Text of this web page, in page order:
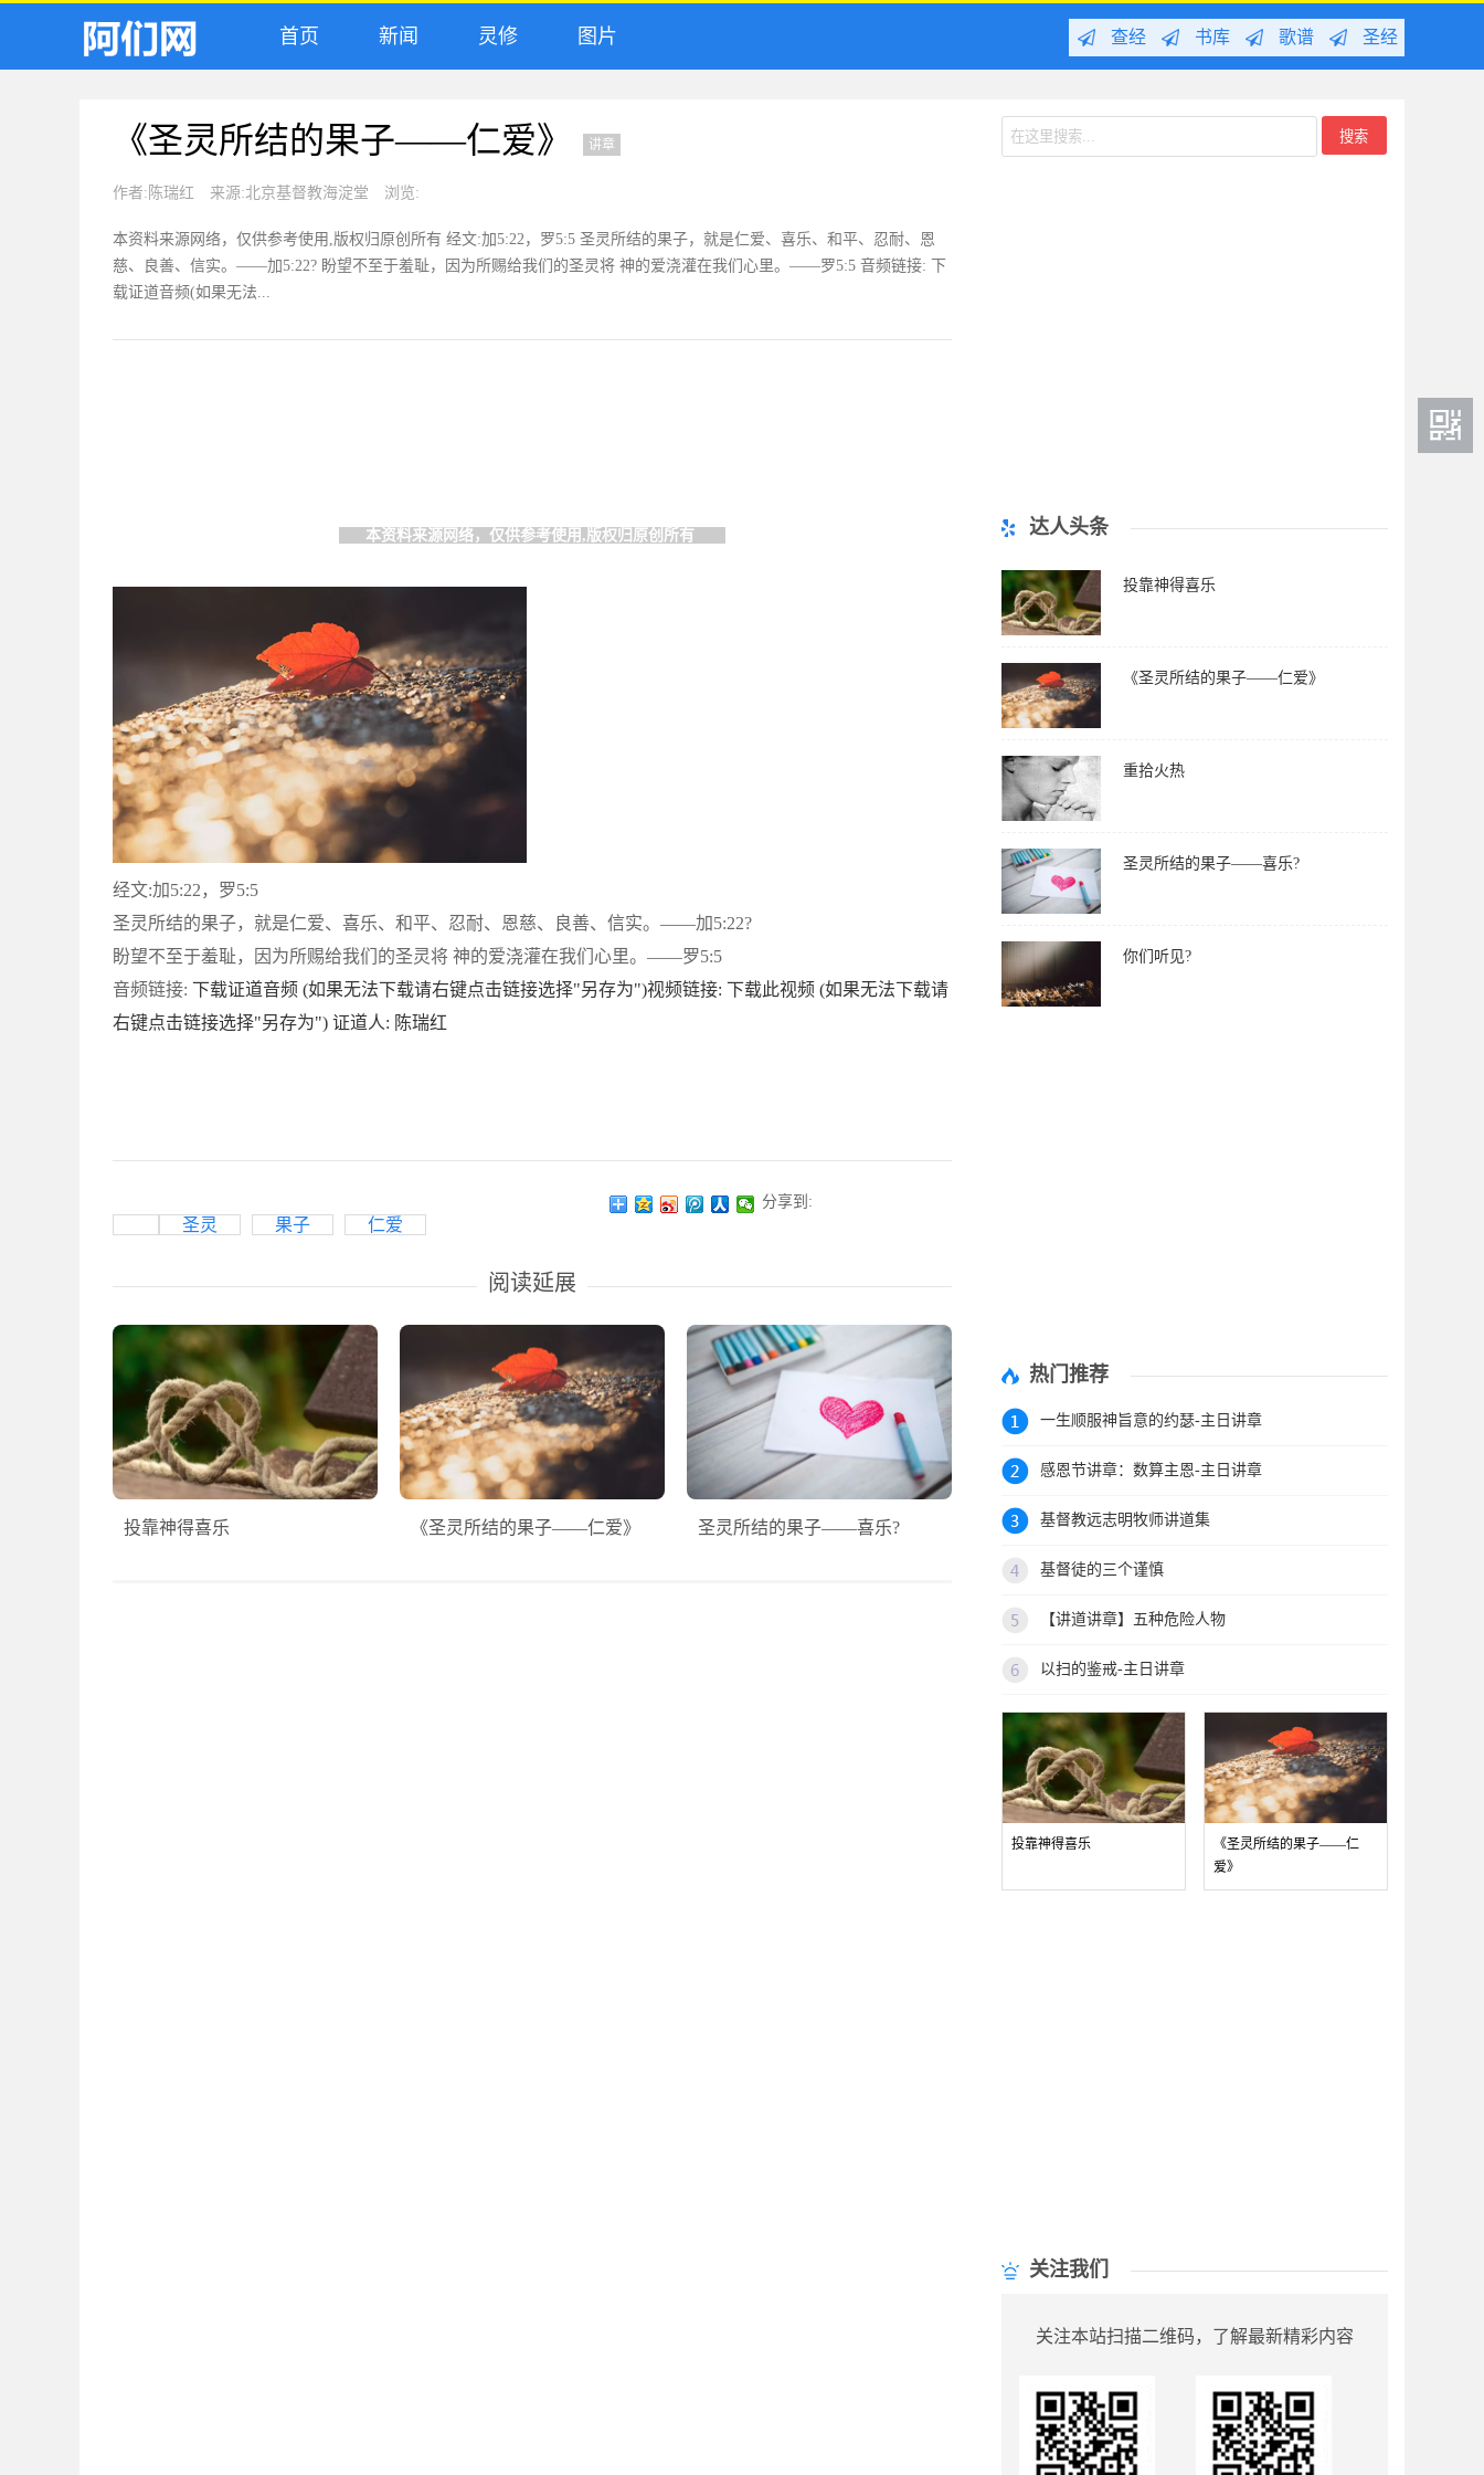
首页 新闻 灵修 图片 查经 书库 歌谱 圣经
《圣灵所结的果子——仁爱》 讲章
作者: 陈瑞红 来源:北京基督教海淀堂 浏览:
本资料来源网络，仅供参考使用,版权归原创所有 经文:加5:22，罗5:5 圣灵所结的果子，就是仁爱、喜乐、和平、忍耐、恩
慈、良善、信实。——加5:22? 盼望不至于羞耻，因为所赐给我们的圣灵将 神的爱浇灌在我们心里。——罗5:5 音频链接: 下
载证道音频(如果无法...
本资料来源网络，仅供参考使用,版权归原创所有
经文:加5:22，罗5:5
圣灵所结的果子，就是仁爱、喜乐、和平、忍耐、恩慈、良善、信实。——加5:22?
盼望不至于羞耻，因为所赐给我们的圣灵将 神的爱浇灌在我们心里。——罗5:5
音频链接: 下载证道音频 (如果无法下载请右键点击链接选择"另存为")视频链接: 下载此视频 (如果无法下载请
右键点击链接选择"另存为") 证道人: 陈瑞红
圣灵 果子 仁爱
分享到:
阅读延展
投靠神得喜乐 《圣灵所结的果子——仁爱》 圣灵所结的果子——喜乐?
达人头条
投靠神得喜乐
《圣灵所结的果子——仁爱》
重拾火热
圣灵所结的果子——喜乐?
你们听见?
热门推荐
一生顺服神旨意的约瑟-主日讲章
感恩节讲章：数算主恩-主日讲章
基督教远志明牧师讲道集
基督徒的三个谨慎
【讲道讲章】五种危险人物
以扫的鉴戒-主日讲章
投靠神得喜乐
《圣灵所结的果子——仁
爱》
关注我们
关注本站扫描二维码，了解最新精彩内容